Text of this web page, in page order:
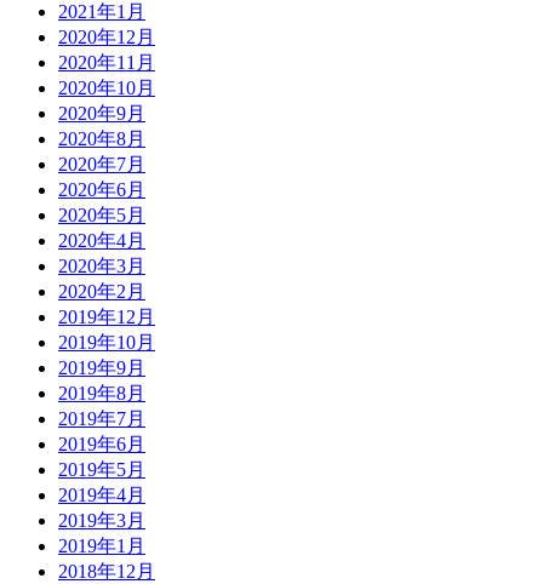
2021年1月
2020年12月
2020年11月
2020年10月
2020年9月
2020年8月
2020年7月
2020年6月
2020年5月
2020年4月
2020年3月
2020年2月
2019年12月
2019年10月
2019年9月
2019年8月
2019年7月
2019年6月
2019年5月
2019年4月
2019年3月
2019年1月
2018年12月